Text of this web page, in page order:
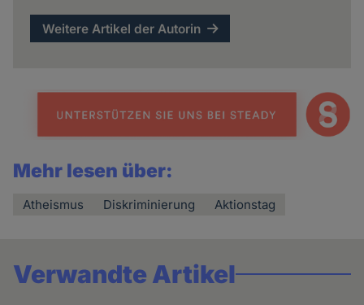
Weitere Artikel der Autorin
Mehr lesen über:
Atheismus Diskriminierung Aktionstag
Verwandte Artikel